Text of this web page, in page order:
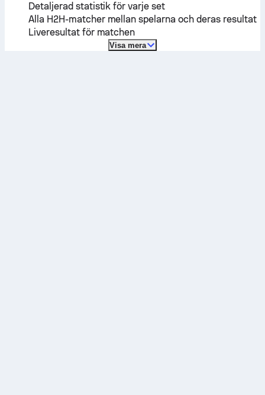
Detaljerad statistik för varje set
Alla H2H-matcher mellan spelarna och deras resultat
Liveresultat för matchen
Visa mera